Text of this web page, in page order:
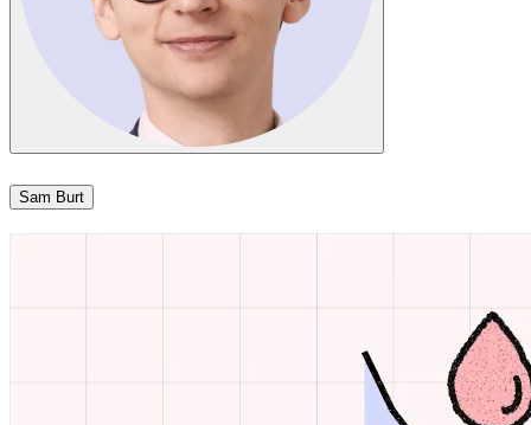
Sam Burt​​​​‌ ‍ ​‍​‍‌‍ ‌ ​‍‌‍‍‌‌‍‌ ‌‍‍‌‌‍ ‍​‍​‍​ ‍‍​‍​‍‌ ​ ‌‍​‌‌‍ ‍‌‍‍‌‌ ‌​‌ ‍‌​‍ ‍‌‍‍‌‌‍ ​‍​‍​‍ ​​‍​‍‌‍‍​‌ ​‍‌‍‌‌‌‍‌‍​‍​‍​ ‍‍​‍​‍‌‍‍​‌ ‌​‌ ‌​‌ ​​​ ‍‍​‍ ​‍ ‌‍ ​‌‍ ‌‍​ ‌‍​‌‌‍ ​‌‍‍​‌‍ ‌ ​ ‌ ‌​​ ‍‍​ ​ ​ ​ ​ ​ ​ ​ ​‍ ‌‍‍‌‌‍ ‍‌ ‌​‌‍‌‌‌‍ ‍‌ ‌​​‍ ‌‍‌‌‌‍‌​‌‍‍‌‌ ‌​​‍ ‌‍ ‌‌‍ ‌‍‌​‌‍‌‌​ ‌‌ ​​‌ ​‍‌‍‌‌‌ ​ ‌‍‌‌‌‍ ‍‌ ‌​‌‍​‌‌ ‌​‌‍‍‌‌‍ ‌‍ ‍​ ‍ ‌‍‍‌‌‍‌​​ ‌​ ‌​​ ​‍‌‍‌​‌‍​‍​ ​ ‌‍​ ‌‍‌‍‌‍‌​​‍ ‌​ ‍​​ ​ ​ ​‌​ ​‌​‍ ‌​ ‌​​ ‍‌‌‍​‌‌‍​‍​‍ ‌​ ‍​​ ​ ​ ‌​‌‍‌‌​‍ ‌‌‍​‍‌‍‌‍‌‍‌​​ ‌‍‌‍​ ‌‍‌‌‌‍​‌​ ‌‍​ ​ ‌‍​‍​ ​ ​ ‌‌​ ‍ ‌ ‌​‌ ‍‌‌ ​​‌‍‌‌​ ‌‌‍​‌‌ ‌‌‌ ‌​‌‍‍​‌‍ ‌ ​‍​ ‍ ‌ ​​‌‍​‌‌ ‌​‌‍‍​​ ‌‌‍ ‍‌‍​‌‌‍ ‌‌‍‌‌​ ‌‍​‍‌‍​‌‌ ​ ‌‍‌‌‌‌‌‌‌ ​‍‌‍ ​​ ‌‌‍‍​‌ ‌​‌ ‌​‌ ​​​‍‌‌​ ​ ‌​​‌​‍‌‌​ ​‍‌​‌‍​‍‌‌​ ​‍‌​‌‍‌‍ ​‌‍ ‌‍​ ‌‍​‌‌‍ ​‌‍‍​‌‍ ‌ ​ ‌ ‌​​‍‌‌​ ​ ‌​​‌​ ​ ​ ​ ​ ​ ​ ​ ​‍‌‍‌‍‍‌‌‍‌​​ ‌​ ‌​​ ​‍‌‍‌​‌‍​‍​ ​ ‌‍​ ‌‍‌‍‌‍‌​​‍ ‌​ ‍​​ ​ ​ ​‌​ ​‌​‍ ‌​ ‌​​ ‍‌‌‍​‌‌‍​‍​‍ ‌​ ‍​​ ​ ​ ‌​‌‍‌‌​‍ ‌‌‍​‍‌‍‌‍‌‍‌​​ ‌‍‌‍​ ‌‍‌‌‌‍​‌​ ‌‍​ ​ ‌‍​‍​ ​ ​ ‌‌​‍‌‍‌ ‌​‌ ‍‌‌ ​​‌‍‌‌​ ‌‌‍​‌‌ ‌‌‌ ‌​‌‍‍​‌‍ ‌ ​‍​‍‌‍‌ ​​‌‍​‌‌ ‌​‌‍‍​​ ‌‌‍ ‍‌‍​‌‌‍ ‌‌‍‌‌​‍‌‍‌ ​​‌‍‌‌‌ ​‍‌ ​ ‌ ​​‌‍‌‌‌‍​ ‌ ‌​‌‍‍‌‌ ‌‍‌‍‌‌​ ‌‌ ​​‌ ‌‌‌‍​‍‌‍ ​‌‍‍‌‌ ​ ‌‍‍​‌‍‌‌‌‍‌​​‍​‍‌ ‌